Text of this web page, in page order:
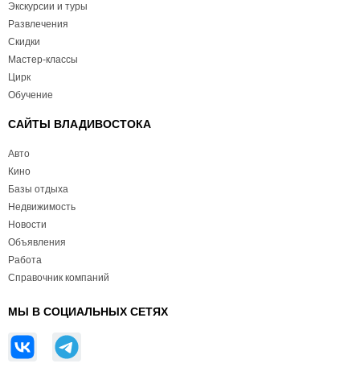
Экскурсии и туры
Развлечения
Скидки
Мастер-классы
Цирк
Обучение
САЙТЫ ВЛАДИВОСТОКА
Авто
Кино
Базы отдыха
Недвижимость
Новости
Объявления
Работа
Справочник компаний
МЫ В СОЦИАЛЬНЫХ СЕТЯХ